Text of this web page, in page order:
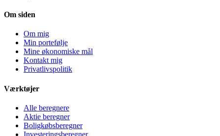
Om siden
Om mig
Min portefølje
Mine økonomiske mål
Kontakt mig
Privatlivspolitik
Værktøjer
Alle beregnere
Aktie beregner
Boligkøbsberegner
Investeringsberegner